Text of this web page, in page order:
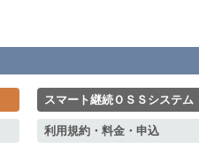
スマート継続ＯＳＳシステム
利用規約・料金・申込